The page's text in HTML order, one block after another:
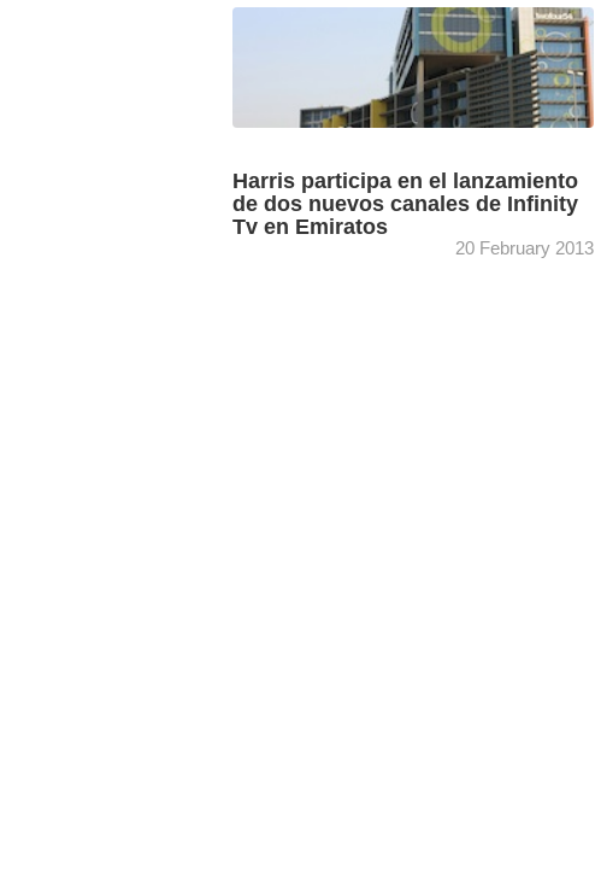
Harris participa en el lanzamiento
de dos nuevos canales de Infinity
Tv en Emiratos
20 February 2013